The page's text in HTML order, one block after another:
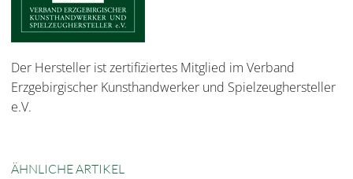
Der Hersteller ist zertifiziertes Mitglied im Verband
Erzgebirgischer Kunsthandwerker und Spielzeughersteller
e.V.
ÄHNLICHE ARTIKEL